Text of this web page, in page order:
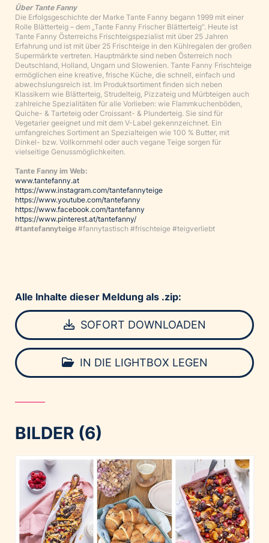
Über Tante Fanny
Die Erfolgsgeschichte der Marke Tante Fanny begann 1999 mit einer
Rolle Blätterteig – dem „Tante Fanny Frischer Blätterteig“. Heute ist
Tante Fanny Österreichs Frischteigspezialist mit über 25 Jahren
Erfahrung und ist mit über 25 Frischteige in den Kühlregalen der großen
Supermärkte vertreten. Hauptmärkte sind neben Österreich noch
Deutschland, Holland, Ungarn und Slowenien. Tante Fanny Frischteige
ermöglichen eine kreative, frische Küche, die schnell, einfach und
abwechslungsreich ist. Im Produktsortiment finden sich neben
Klassikern wie Blätterteig, Strudelteig, Pizzateig und Mürbteigen auch
zahlreiche Spezialitäten für alle Vorlieben: wie Flammkuchenböden,
Quiche- & Tarteteig oder Croissant- & Plunderteig. Sie sind für
Vegetarier geeignet und mit dem V-Label gekennzeichnet. Ein
umfangreiches Sortiment an Spezialteigen wie 100 % Butter, mit
Dinkel- bzw. Vollkornmehl oder auch vegane Teige sorgen für
vielseitige Genussmöglichkeiten.
Tante Fanny im Web:
www.tantefanny.at
https://www.instagram.com/tantefannyteige
https://www.youtube.com/tantefanny
https://www.facebook.com/tantefanny
https://www.pinterest.at/tantefanny/
#tantefannyteige #fannytastisch #frischteige #teigverliebt
Alle Inhalte dieser Meldung als .zip:
SOFORT DOWNLOADEN
IN DIE LIGHTBOX LEGEN
BILDER (6)